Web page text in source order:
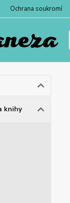
Ochrana soukromí
knihy